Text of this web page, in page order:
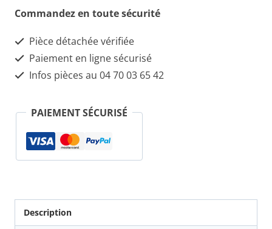
Alternateur
poulie
62mm
Commandez en toute sécurité
Pièce détachée vérifiée
Paiement en ligne sécurisé
Infos pièces au 04 70 03 65 42
PAIEMENT SÉCURISÉ
Description